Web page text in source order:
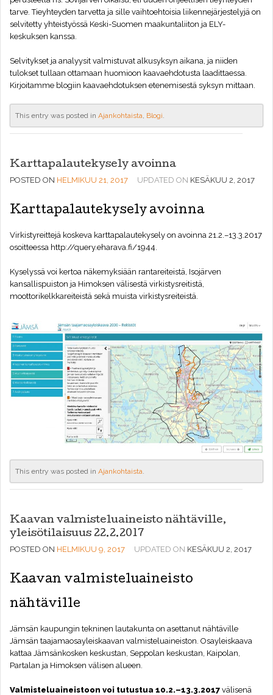
tarve. Tieyhteyden tarvetta ja sille vaihtoehtoisia liikennejärjestelyjä on
selvitetty yhteistyössä Keski-Suomen maakuntaliiton ja ELY-
keskuksen kanssa.
Selvitykset ja analyysit valmistuvat alkusyksyn aikana, ja niiden
tulokset tullaan ottamaan huomioon kaavaehdotusta laadittaessa.
Kirjoitamme blogiin kaavaehdotuksen etenemisestä syksyn mittaan.
This entry was posted in Ajankohtaista, Blogi.
Karttapalautekysely avoinna
POSTED ON HELMIKUU 21, 2017 UPDATED ON KESÄKUU 2, 2017
Karttapalautekysely avoinna
Virkistyreittejä koskeva karttapalautekysely on avoinna 21.2.–13.3.2017
osoitteessa http://query.eharava.fi/1944.
Kyselyssä voi kertoa näkemyksiään rantareiteistä, Isojärven
kansallispuiston ja Himoksen välisestä virkistysreitistä,
moottorikelkkareiteistä sekä muista virkistysreiteistä.
This entry was posted in Ajankohtaista
Kaavan valmisteluaineisto nähtäville,
yleisötilaisuus 22.2.2017
POSTED ON HELMIKUU 9, 2017 UPDATED ON KESÄKUU 2, 2017
Kaavan valmisteluaineisto
nähtäville
Jämsän kaupungin tekninen lautakunta on asettanut nähtäville
Jämsän taajamaosayleiskaavan valmisteluaineiston. Osayleiskaava
kattaa Jämsänkosken keskustan, Seppolan keskustan, Kaipolan,
Partalan ja Himoksen välisen alueen.
Valmisteluaineistoon voi tutustua 10.2.–13.3.2017 välisenä